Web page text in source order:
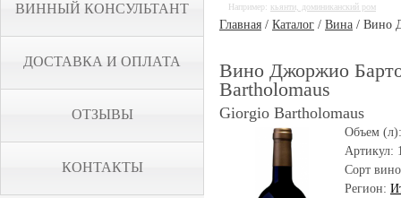
ВИННЫЙ КОНСУЛЬТАНТ
ДОСТАВКА И ОПЛАТА
ОТЗЫВЫ
КОНТАКТЫ
Например: кьянти, доминиканский ром
Главная / Каталог / Вина / Вино
Вино Джоржио
Bartholomaus
Giorgio Bartholomaus
Объем
Артикул:
Сорт
Регион: